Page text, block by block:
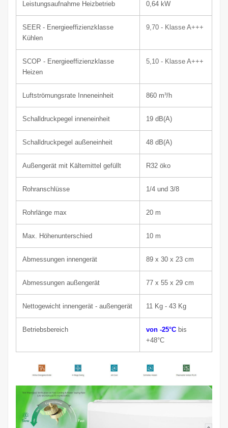
Leistungsaufnahme Heizbetrieb 0,64 kW
SEER - Energieeffizienzklasse
Kühlen
9,70 - Klasse A+++
SCOP - Energieeffizienzklasse
Heizen
5,10 - Klasse A+++
Luftströmungsrate Inneneinheit 860 m³/h
Schalldruckpegel inneneinheit 19 dB(A)
Schalldruckpegel außeneinheit 48 dB(A)
Außengerät mit Kältemittel gefüllt R32 öko
Rohranschlüsse 1/4 und 3/8
Rohrlänge max 20 m
Max. Höhenunterschied 10 m
Abmessungen innengerät 89 x 30 x 23 cm
Abmessungen außengerät 77 x 55 x 29 cm
Nettogewicht innengerät - außengerät 11 Kg - 43 Kg
Betriebsbereich von -25°C bis
+48°C